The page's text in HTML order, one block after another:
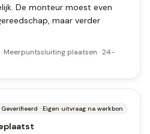
De monteur moest even
maar verder
· Meerpuntssluiting plaatsen ·24-
Geverifieerd · Eigen uitvraag na werkbon